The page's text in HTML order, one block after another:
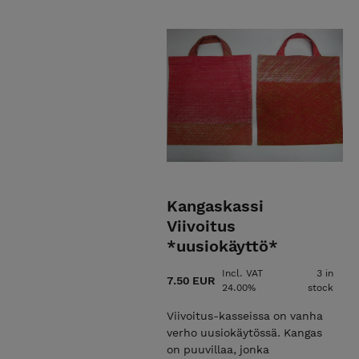
naulokkoon tai vaikka
käsivarrelle. Tähdet-
tetrapussukka on 100 %
puuvillaa, jossa sinisellä
pohjalla on valkoisia ja
hopeanvärisiä tähtiä.
Kangaskassi
Viivoitus
*uusiokäyttö*
7.50 EUR
Incl. VAT
24.00%
3 in
stock
Viivoitus-kasseissa on vanha
verho uusiokäytössä. Kangas
on puuvillaa, jonka